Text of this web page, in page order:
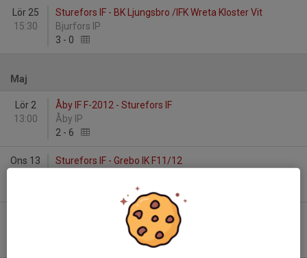
Lör 25
15:30
Sturefors IF - BK Ljungsbro /IFK Wreta Kloster Vit
Bjurfors IP
3 - 0
Maj
Lör 2
13:00
Åby IF F-2012 - Sturefors IF
Åby IP
2 - 6
Ons 13
Sturefors IF - Grebo IK F11/12
Lotorps IF Vit - Sturefors IF